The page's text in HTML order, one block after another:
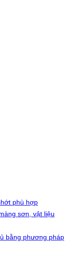
phù hợp
sơn, vật liệu
bằng phương pháp